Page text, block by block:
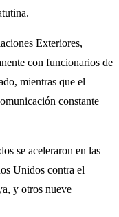
Exteriores,
con funcionarios de
mientras que el
constante
se aceleraron en las
Unidos contra el
y otros nueve